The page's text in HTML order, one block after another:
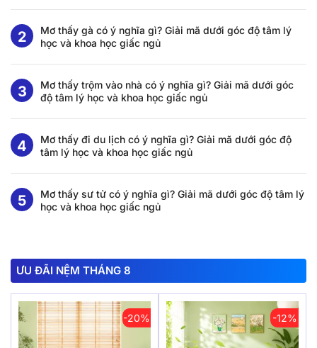
Mơ thấy gà có ý nghĩa gì? Giải mã dưới góc độ tâm lý
học và khoa học giấc ngủ
Mơ thấy trộm vào nhà có ý nghĩa gì? Giải mã dưới góc
độ tâm lý học và khoa học giấc ngủ
Mơ thấy đi du lịch có ý nghĩa gì? Giải mã dưới góc độ
tâm lý học và khoa học giấc ngủ
Mơ thấy sư tử có ý nghĩa gì? Giải mã dưới góc độ tâm lý
học và khoa học giấc ngủ
ƯU ĐÃI NỆM THÁNG 8
-20% -12%